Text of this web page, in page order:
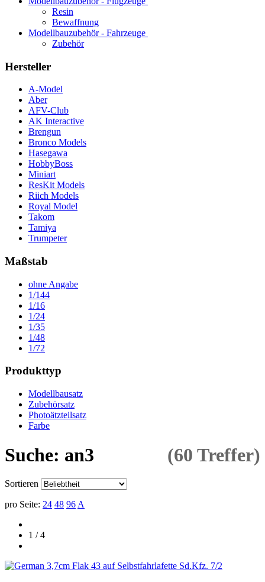
Resin
Bewaffnung
Modellbauzubehör - Fahrzeuge
Zubehör
Hersteller
A-Model
Aber
AFV-Club
AK Interactive
Brengun
Bronco Models
Hasegawa
HobbyBoss
Miniart
ResKit Models
Riich Models
Royal Model
Takom
Tamiya
Trumpeter
Maßstab
ohne Angabe
1/144
1/16
1/24
1/35
1/48
1/72
Produkttyp
Modellbausatz
Zubehörsatz
Photoätzteilsatz
Farbe
Suche: an3 (60 Treffer)
Sortieren
pro Seite: 24 48 96 A
1 / 4